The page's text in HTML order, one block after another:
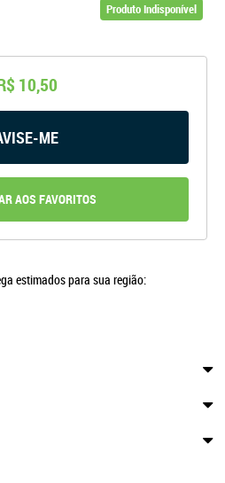
Produto Indisponível
10,50
ME
AOS FAVORITOS
estimados para sua região: